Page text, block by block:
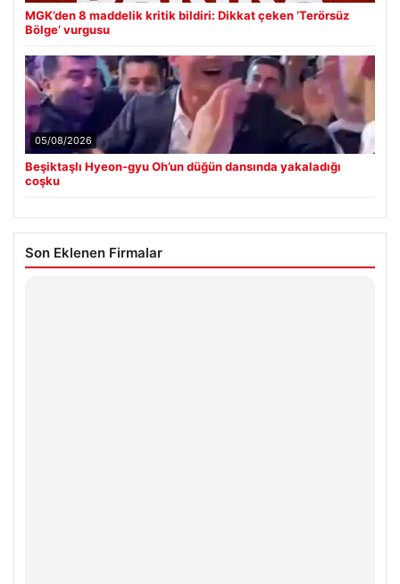
MGK’den 8 maddelik kritik bildiri: Dikkat çeken ‘Terörsüz
Bölge’ vurgusu
05/08/2026
Beşiktaşlı Hyeon-gyu Oh’un düğün dansında yakaladığı
coşku
Son Eklenen Firmalar